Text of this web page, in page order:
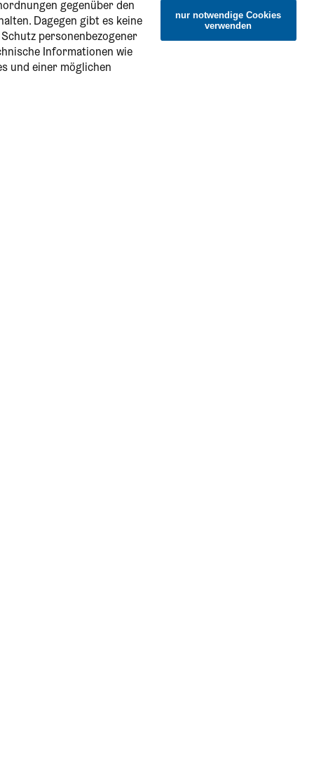
gegenüber den
Dagegen gibt es keine
personenbezogener
Informationen wie
und einer möglichen
nur notwendige Cookies
verwenden